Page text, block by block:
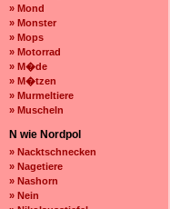
» Mond
» Monster
» Mops
» Motorrad
» M�de
» M�tzen
» Murmeltiere
» Muscheln
N wie Nordpol
» Nacktschnecken
» Nagetiere
» Nashorn
» Nein